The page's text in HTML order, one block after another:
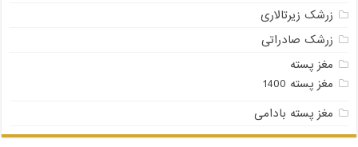
زرشک زیرتالاری
زرشک صادراتی
مغز پسته
مغز پسته 1400
مغز پسته بادامی